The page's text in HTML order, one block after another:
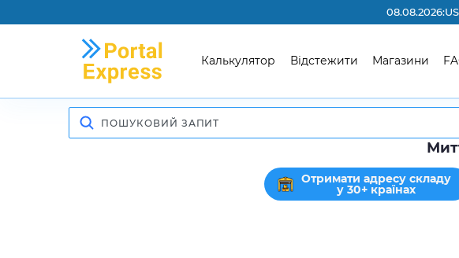
08.08.2026:
Калькулятор Відстежити Магазини
Отримати адресу складу
у 30+ країнах